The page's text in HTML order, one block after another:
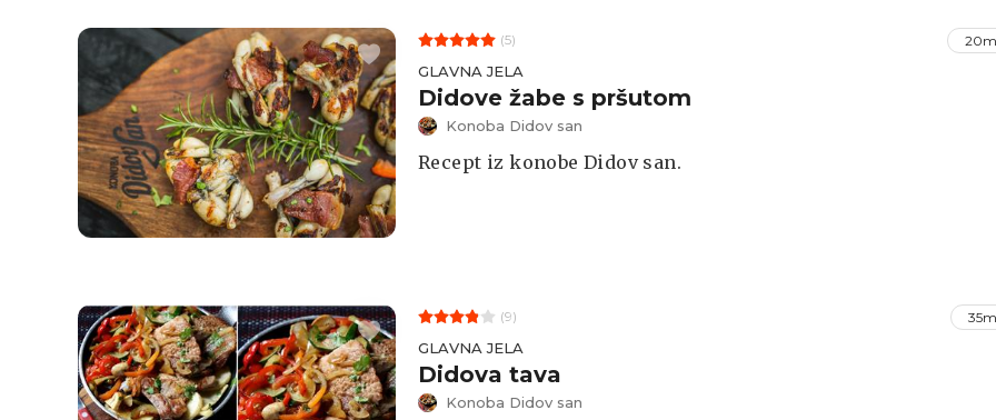
(5)
GLAVNA JELA
Didove žabe s pršutom
Konoba Didov san
Recept iz konobe Didov san.
(9)
GLAVNA JELA
Didova tava
Konoba Didov san